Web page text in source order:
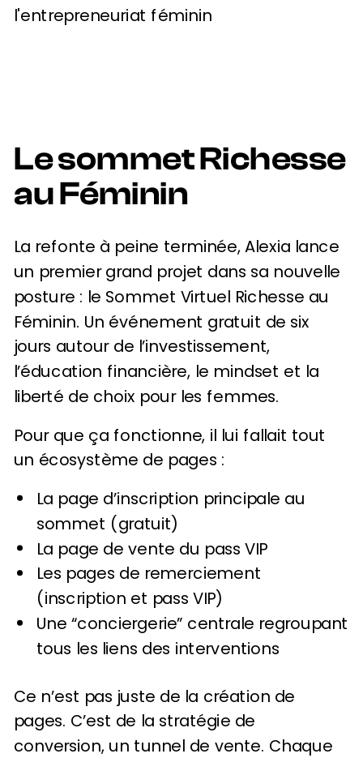
Le sommet Richesse
au Féminin
La refonte à peine terminée, Alexia lance
un premier grand projet dans sa nouvelle
posture : le Sommet Virtuel Richesse au
Féminin. Un événement gratuit de six
jours autour de l’investissement,
l’éducation financière, le mindset et la
liberté de choix pour les femmes.
Pour que ça fonctionne, il lui fallait tout
un écosystème de pages :
La page d’inscription principale au
sommet (gratuit)
La page de vente du pass VIP
Les pages de remerciement
(inscription et pass VIP)
Une “conciergerie” centrale regroupant
tous les liens des interventions
Ce n’est pas juste de la création de
pages. C’est de la stratégie de
conversion, un tunnel de vente. Chaque